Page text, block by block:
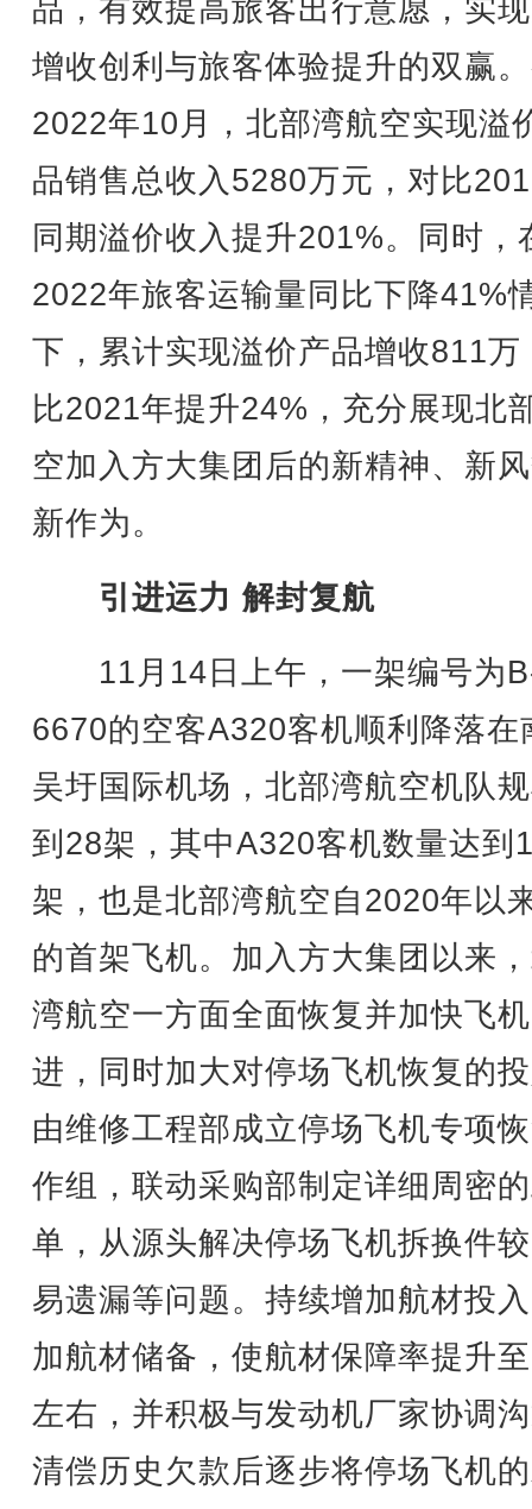
品，有效提高旅客出行意愿，实
增收创利与旅客体验提升的双赢
2022年10月，北部湾航空实现溢
品销售总收入5280万元，对比
同期溢价收入提升201%。同时，
2022年旅客运输量同比下降41%
下，累计实现溢价产品增收811万
比2021年提升24%，充分展现北
空加入方大集团后的新精神、新
新作为。
引进运力 解封复航
11月14日上午，一架编号为
6670的空客A320客机顺利降落在
吴圩国际机场，北部湾航空机队
到28架，其中A320客机数量达到
架，也是北部湾航空自2020年以
的首架飞机。加入方大集团以来
湾航空一方面全面恢复并加快飞
进，同时加大对停场飞机恢复的
由维修工程部成立停场飞机专项
作组，联动采购部制定详细周密
单，从源头解决停场飞机拆换件
易遗漏等问题。持续增加航材投
加航材储备，使航材保障率提升
左右，并积极与发动机厂家协调
清偿历史欠款后逐步将停场飞机